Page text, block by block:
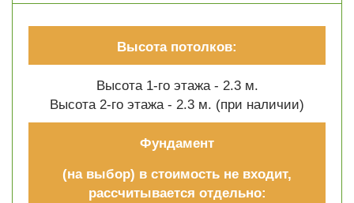
Высота потолков:
Высота 1-го этажа - 2.3 м.
Высота 2-го этажа - 2.3 м. (при наличии)
Фундамент
(на выбор) в стоимость не входит,
рассчитывается отдельно: